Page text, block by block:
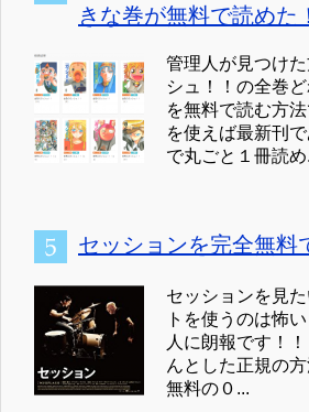
きな巻が無料で読めた！
管理人が見つけ
シュ！！の全巻
を無料で読む方
を使えば最新刊
で丸ごと１冊読め
セッションを完全無料
セッションを見
トを使うのは怖
人に朗報です！
んとした正規の
無料の０...